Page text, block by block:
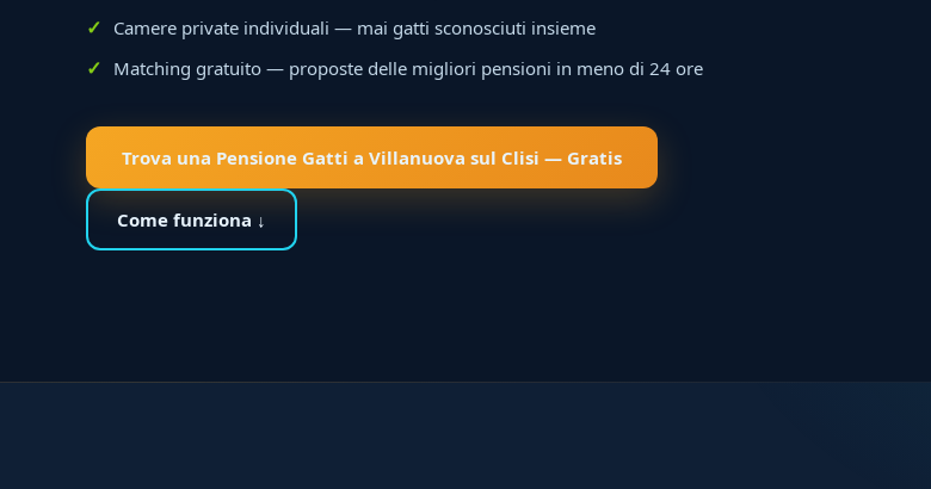
Camere private individuali — mai gatti sconosciuti insieme
Matching gratuito — proposte delle migliori pensioni in meno di 24 ore
Trova una Pensione Gatti a Villanuova sul Clisi — Gratis
Come funziona ↓